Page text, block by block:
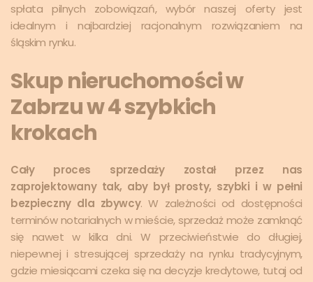
spłata pilnych zobowiązań, wybór naszej oferty jest
idealnym i najbardziej racjonalnym rozwiązaniem na
śląskim rynku.
Skup nieruchomości w
Zabrzu w 4 szybkich
krokach
Cały proces sprzedaży został przez nas
zaprojektowany tak, aby był prosty, szybki i w pełni
bezpieczny dla zbywcy. W zależności od dostępności
terminów notarialnych w mieście, sprzedaż może zamknąć
się nawet w kilka dni. W przeciwieństwie do długiej,
niepewnej i stresującej sprzedaży na rynku tradycyjnym,
gdzie miesiącami czeka się na decyzje kredytowe, tutaj od